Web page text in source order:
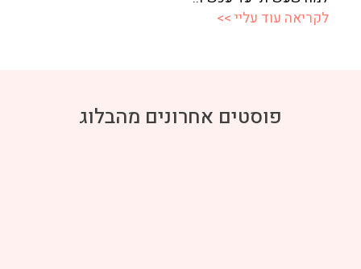
לקריאה עוד עליי >>
פוסטים אחרונים מהבלוג